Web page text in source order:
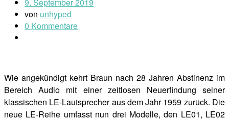
von unhyped
0 Kommentare
Wie angekündigt kehrt Braun nach 28 Jahren Abstinenz im
Bereich Audio mit einer zeitlosen Neuerfindung seiner
klassischen LE-Lautsprecher aus dem Jahr 1959 zurück. Die
neue LE-Reihe umfasst nun drei Modelle, den LE01, LE02